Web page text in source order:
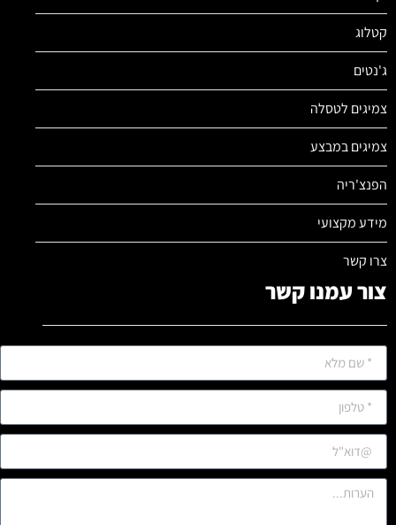
קטלוג
ג'נטים
צמיגים לטסלה
צמיגים במבצע
הפנצ'ריה
מידע מקצועי
צרו קשר
צור עמנו קשר